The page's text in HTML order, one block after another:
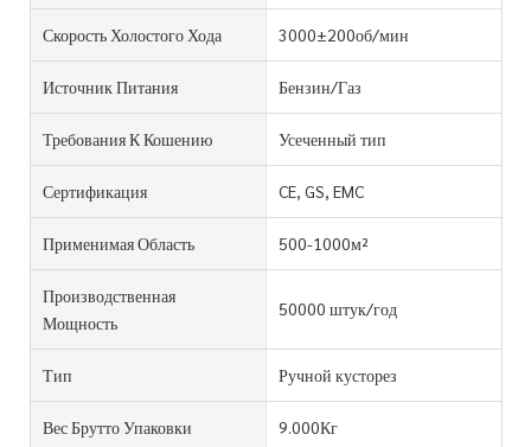
Скорость Холостого Хода 3000±200об/мин
Источник Питания Бензин/Газ
Требования К Кошению Усеченный тип
Сертификация CE, GS, EMC
Применимая Область 500-1000м²
Производственная
Мощность
50000 штук/год
Тип Ручной кусторез
Вес Брутто Упаковки 9.000Кг